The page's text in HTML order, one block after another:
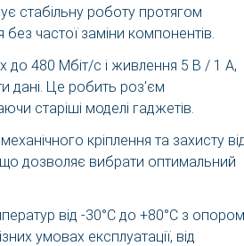
стабільну роботу протягом
частої заміни компонентів.
до 480 Мбіт/с і живлення 5 В / 1 А,
дані. Це робить роз'єм
старіші моделі гаджетів.
кріплення та захисту
що дозволяє вибрати оптимальний
від -30°C до +80°C з опором
умовах експлуатації, від